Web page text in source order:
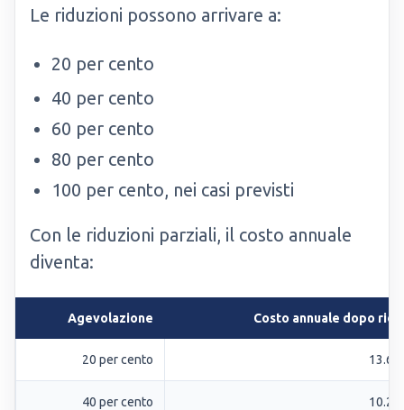
Le riduzioni possono arrivare a:
20 per cento
40 per cento
60 per cento
80 per cento
100 per cento, nei casi previsti
Con le riduzioni parziali, il costo annuale
diventa:
Agevolazione Costo annuale dopo
20 per cento
40 per cento